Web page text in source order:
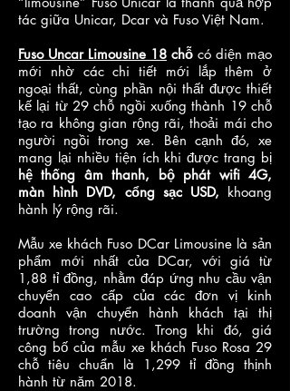
tác giữa Unicar, Dcar và Fuso Việt Nam.​
Fuso Uncar Limousine 18 chỗ có diện mạo
mới nhờ các chi tiết mới lắp thêm ở
ngoại thất, cùng phần nội thất được thiết
kế lại từ 29 chỗ ngồi xuống thành 19 chỗ
tạo ra không gian rộng rãi, thoải mái cho
người ngồi trong xe. Bên cạnh đó, xe
mang lại nhiều tiện ích khi được trang bị
hệ thống âm thanh, bộ phát wifi 4G,
màn hình DVD, cổng sạc USD, khoang
hành lý rộng rãi.
Mẫu xe khách Fuso DCar Limousine là sản
phẩm mới nhất của DCar, với giá từ
1,88 tỉ đồng, nhằm đáp ứng nhu cầu vận
chuyển cao cấp của các đơn vị kinh
doanh vận chuyển hành khách tại thị
trường trong nước. Trong khi đó, giá
công bố của mẫu xe khách Fuso Rosa 29
chỗ tiêu chuẩn là 1,299 tỉ đồng thịnh
hành từ năm 2018.